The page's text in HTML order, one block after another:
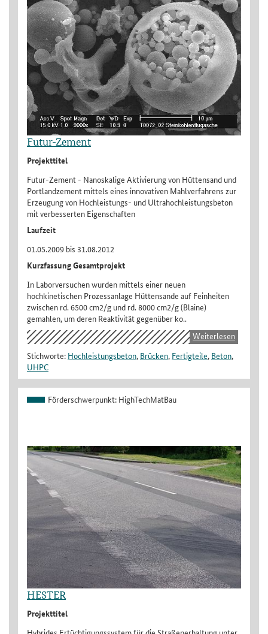
Futur-Zement
Projekttitel
Futur-Zement - Nanoskalige Aktivierung von Hüttensand und
Portlandzement mittels eines innovativen Mahlverfahrens zur
Erzeugung von Hochleistungs- und Ultrahochleistungsbeton
mit verbesserten Eigenschaften
Laufzeit
01.05.2009 bis 31.08.2012
Kurzfassung Gesamtprojekt
In Laborversuchen wurden mittels einer neuen
hochkinetischen Prozessanlage Hüttensande auf Feinheiten
zwischen rd. 6500 cm2/g und rd. 8000 cm2/g (Blaine)
gemahlen, um deren Reaktivität gegenüber ko..
Weiterlesen
Stichworte: Hochleistungsbeton, Brücken, Fertigteile, Beton,
UHPC
Förderschwerpunkt: HighTechMatBau
HESTER
Projekttitel